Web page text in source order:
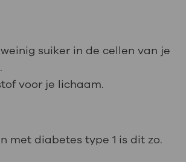
suiker in de cellen van je
voor je lichaam.
met diabetes type 1 is dit zo.